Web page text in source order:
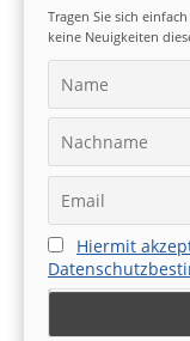
Tragen Sie sich
keine Neuigkeiten
Hiermit